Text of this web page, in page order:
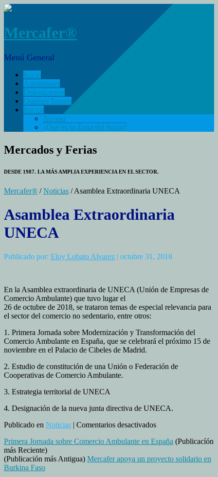
Mercafer®
Menú General
Inicio
Admisiones
Delegaciones
Quiénes Somos
Socios
Acceso
¿Qué es la Zona del Socio?
Mercados y Ferias
DESDE 1987. LA MÁS AMPLIA EXPERIENCIA EN EL SECTOR.
Mercafer® /Noticias / Asamblea Extraordinaria UNECA
Asamblea Extraordinaria
UNECA
Publicado por: Eloy Lobato Alvarez | octubre 31, 2018
En la Asamblea extraordinaria de UNECA (Unión de Empresas de
Comercio Ambulante) que tuvo lugar el
26 de octubre de 2018, se trataron temas de especial relevancia para
el sector del comercio no sedentario, entre otros:
1. Primera Jornada sobre Modernización y Transformación del
Comercio Ambulante en España, que se celebrará el próximo 15 de
noviembre en el Palacio de Cibeles de Madrid.
2. Estudio de constitución de una Unión o Federación de
Cooperativas de Comercio Ambulante.
3. Estrategia territorial de UNECA
4. Designación de la nueva junta directiva de UNECA.
Publicado en Noticias | Comentarios desactivadosen
Extraordinaria
Primera Jornada sobre Comercio Ambulante en España (Publicacíón
más Reciente)
(Publicación más Antigua) Mercafer apoya un proyecto solidario en
Burkina Faso